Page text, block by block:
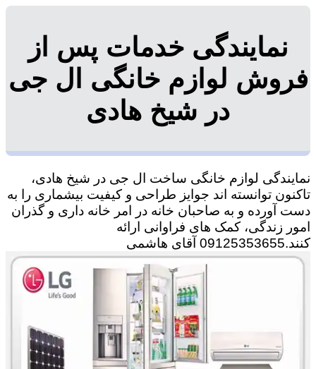
نمایندگی خدمات پس از
فروش لوازم خانگی ال جی
در شیخ هادی
نمایندگی لوازم خانگی ساخت ال جی در شیخ هادی،
تاکنون توانسته اند جوایز طراحی و کیفیت بیشماری را به
دست آورده و به صاحبان خانه در امر خانه داری و گذران
امور زندگی، کمک های فراوانی ارائه
کنند.09125353655 آقای هاشمی